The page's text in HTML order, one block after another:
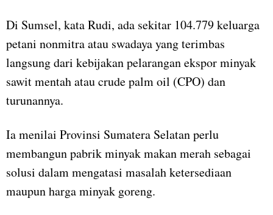
Di Sumsel, kata Rudi, ada sekitar 104.779 keluarga
petani nonmitra atau swadaya yang terimbas
langsung dari kebijakan pelarangan ekspor minyak
sawit mentah atau crude palm oil (CPO) dan
turunannya.
Ia menilai Provinsi Sumatera Selatan perlu
membangun pabrik minyak makan merah sebagai
solusi dalam mengatasi masalah ketersediaan
maupun harga minyak goreng.